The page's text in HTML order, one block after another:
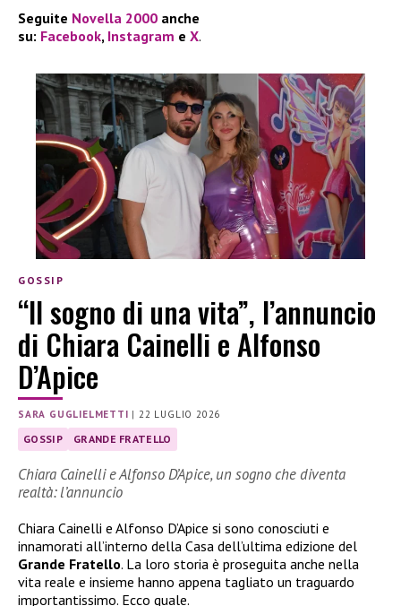
Seguite Novella 2000 anche
su: Facebook, Instagram e X.
GOSSIP
“Il sogno di una vita”, l’annuncio
di Chiara Cainelli e Alfonso
D’Apice
SARA GUGLIELMETTI | 22 LUGLIO 2026
GOSSIP GRANDE FRATELLO
Chiara Cainelli e Alfonso D’Apice, un sogno che diventa
realtà: l’annuncio
Chiara Cainelli e Alfonso D’Apice si sono conosciuti e
innamorati all’interno della Casa dell’ultima edizione del
Grande Fratello. La loro storia è proseguita anche nella
vita reale e insieme hanno appena tagliato un traguardo
importantissimo. Ecco quale.